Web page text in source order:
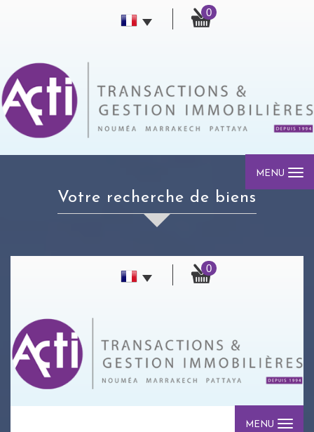
0
MENU
votre recherche de biens
0
MENU